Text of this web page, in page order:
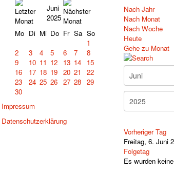
Juni
2025
Mo Di Mi Do Fr Sa So
1
2
3 4 5 6 7
8
9
10 11 12 13 14
15
16
17 18 19 20 21
22
23
24 25 26 27 28
29
30
Impressum
Datenschutzerklärung
Nach Jahr
Nach Monat
Nach Woche
Heute
Gehe zu Monat
Vorheriger Tag
Freitag, 6. Juni
Folgetag
Es wurden